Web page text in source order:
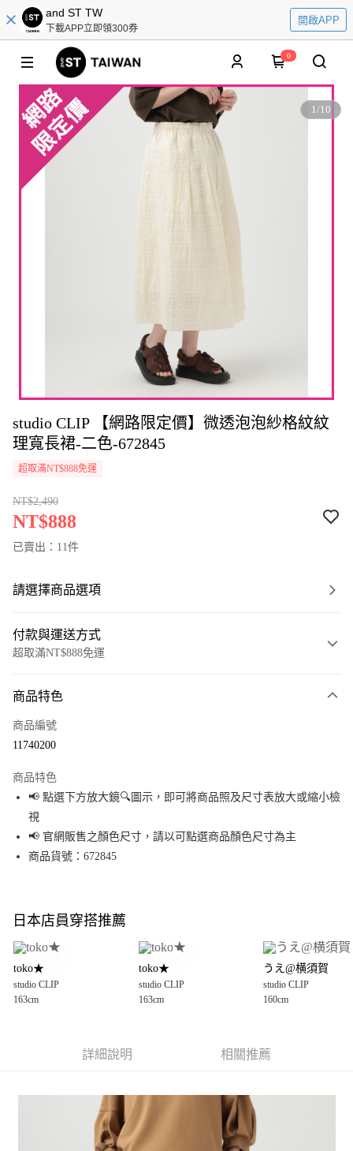
and ST TW
下載APP立即領300券
開啟APP
0
1/10
studio CLIP 【網路限定價】微透泡泡紗格紋紋
理寬長裙-二色-672845
超取滿NT$888免運
NT$2,490
NT$888
已賣出：11件
請選擇商品選項
付款與運送方式
超取滿NT$888免運
信用卡一次付款
Apple Pay
街口支付
悠遊付
全盈+PAY
大哥付你分期
【大哥付你分期使用說明】
1.本服務由台灣大哥大提供，台灣大哥大用戶可立即使用無須另外申請。
2.付款方式選擇「大哥付你分期」，訂單成立後會自動跳轉到大哥付的交易
3.實際核准額度、可分期數及費用金額請依後續交易確認頁面所載為準。
4.訂單成立30分鐘內，如未前往確認交易或遇審核未通過，訂單將自動取
1.分期款項不併入電信帳單，「大哥付你分期」於每月結算日後寄送繳費提
2.透過簡訊連結打開帳單後，可選擇「超商條碼／台灣大直營門市／銀行轉
AFTEE先享後付
３．安心：先確認商品／服務後，再付款。
【「AFTEE先享後付」結帳流程】
１．於結帳方式選擇「AFTEE先享後付」後，將跳轉至「AFTEE先享後付」
每筆NT$80，滿NT$888(含以上)免運費
每筆NT$80，滿NT$888(含以上)免運費
商品特色
商品編號
11740200
商品特色
📢 點選下方放大鏡🔍圖示，即可將商品照及尺寸表放大或縮小檢
視
📢 官網販售之顏色尺寸，請以可點選商品顏色尺寸為主
商品貨號：672845
日本店員穿搭推薦
toko★
studio CLIP
163cm
toko★
studio CLIP
163cm
うえ@横須賀
studio CLIP
160cm
詳細說明 相關推薦